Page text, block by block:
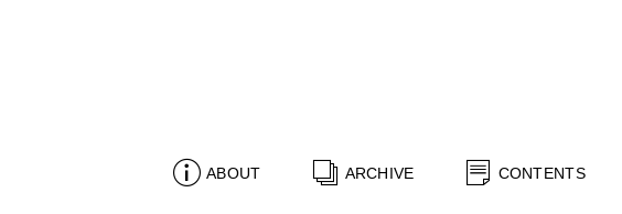
ABOUT ARCHIVE CONTENTS